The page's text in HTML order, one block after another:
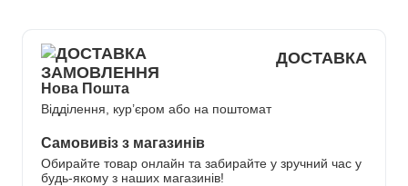
ДОСТАВКА
Нова Пошта
Відділення, кур’єром або на поштомат
Самовивіз з магазинів
Обирайте товар онлайн та забирайте у зручний час у
будь-якому з наших магазинів!